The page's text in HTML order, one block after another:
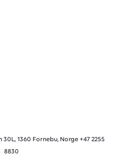
30L, 1360 Fornebu, Norge +47 2255
8830